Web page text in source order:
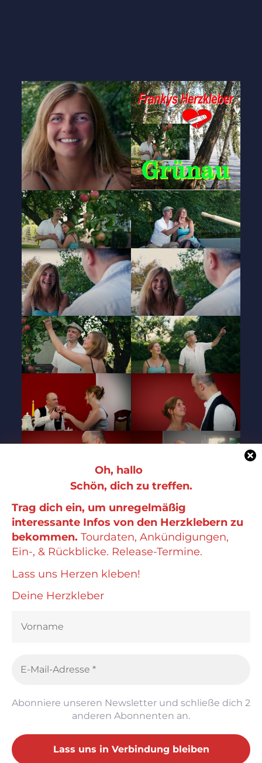
Oh, hallo
Schön, dich zu treffen.
Trag dich ein, um unregelmäßig
interessante Infos von den Herzklebern zu
bekommen. Tourdaten, Ankündigungen,
Ein-, & Rückblicke. Release-Termine.
Lass uns Herzen kleben!
Deine Herzkleber
Abonniere unseren Newsletter und schließe dich 2
anderen Abonnenten an.